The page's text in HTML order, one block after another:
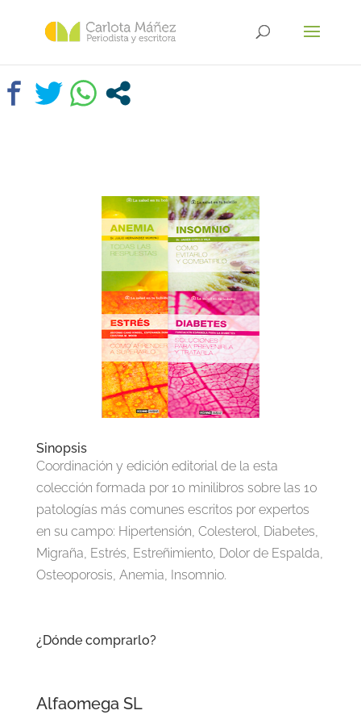
Sinopsis
Coordinación y edición editorial de la esta
colección formada por 10 minilibros sobre las 10
patologías más comunes escritos por expertos
en su campo: Hipertensión, Colesterol, Diabetes,
Migraña, Estrés, Estreñimiento, Dolor de Espalda,
Osteoporosis, Anemia, Insomnio.
¿Dónde comprarlo?
Alfaomega SL